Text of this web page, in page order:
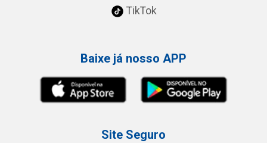
TikTok
Baixe já nosso APP
Site Seguro